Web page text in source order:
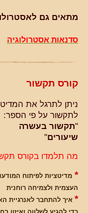
מתאים גם
סדנאות אסטרולוגיה
קורס תקשור
ניתן לתרגל את
לתקשור על פי הספר:
"תקשור בעשרה
שיעורים"
מה תלמדו בקורס
* מדיטציות לפיתוח
העצמית ולצמיחה רוחנית
* איך להתחבר לאנרגיית